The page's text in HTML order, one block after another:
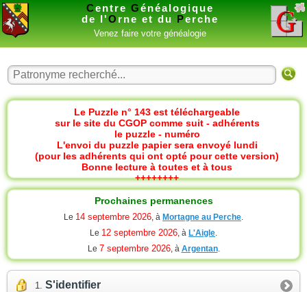
Centre Généalogique
de l'O rne et du Perche
Venez faire votre généalogie
Le Puzzle n° 143 est téléchargeable
sur le site du CGOP comme suit - adhérents
le puzzle - numéro
L'envoi du puzzle papier sera envoyé lundi
(pour les adhérents qui ont opté pour cette version)
Bonne lecture à toutes et à tous
++++++++
Prochaines permanences
Le 14 septembre 2026, à Mortagne au Perche.
Le 12 septembre 2026, à L'Aigle.
Le 7 septembre 2026, à Argentan.
S'identifier